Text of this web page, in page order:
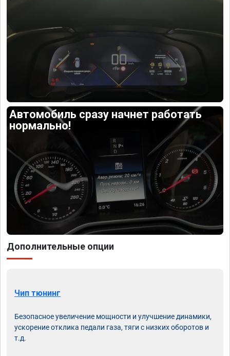
Автомобиль сразу начнет работать
нормально!
Дополнительные опции
Чип тюнинг
Безопасное увеличение мощности и улучшение динамики,
ускорение отклика педали газа, тяги с низких оборотов и
т.д.